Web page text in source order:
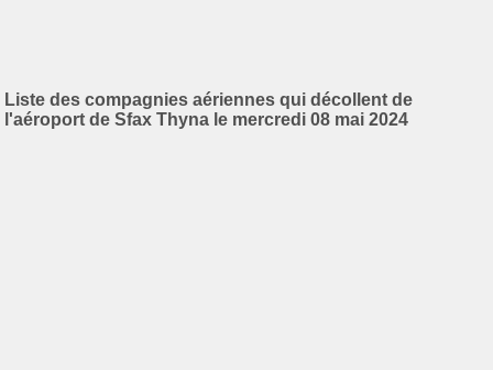
Liste des compagnies aériennes qui décollent de
l'aéroport de Sfax Thyna le mercredi 08 mai 2024